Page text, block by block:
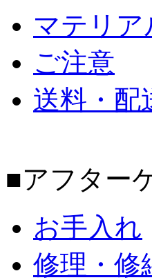
マテリア
ご注意
送料・配
■アフター
お手入れ
修理・修